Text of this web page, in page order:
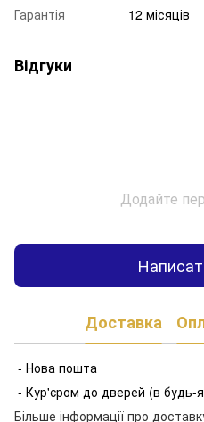
Гарантія 12 місяців
Відгуки
Додайте
Доставка
- Нова пошта
- Кур'єром до дверей (в будь-
Більше інформації про